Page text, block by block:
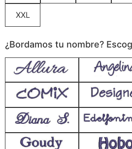
XXL
¿Bordamos tu nombre?